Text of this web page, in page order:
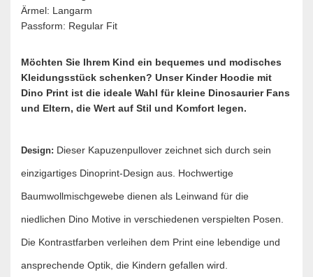
Ärmel: Langarm
Passform: Regular Fit
Möchten Sie Ihrem Kind ein bequemes und modisches
Kleidungsstück schenken? Unser Kinder Hoodie mit
Dino Print ist die ideale Wahl für kleine Dinosaurier Fans
und Eltern, die Wert auf Stil und Komfort legen.
Design: Dieser Kapuzenpullover zeichnet sich durch sein
einzigartiges Dinoprint-Design aus. Hochwertige
Baumwollmischgewebe dienen als Leinwand für die
niedlichen Dino Motive in verschiedenen verspielten Posen.
Die Kontrastfarben verleihen dem Print eine lebendige und
ansprechende Optik, die Kindern gefallen wird.